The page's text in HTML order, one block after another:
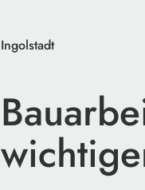
Ingolstadt